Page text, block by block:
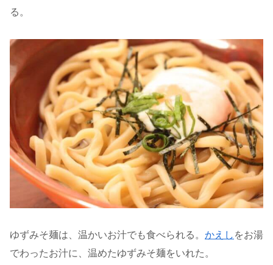
る。
ゆずみそ麺は、温かいお汁でも食べられる。 かえし をお湯
でわったお汁に、温めたゆずみそ麺をいれた。